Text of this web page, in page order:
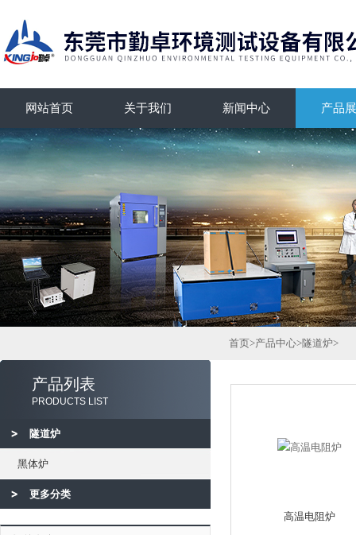
网站首页 关于我们 新闻中心 产品
产品列表
PRODUCTS LIST
隧道炉
黑体炉
更多分类
首页>产品中心>隧道炉>
高温电阻炉